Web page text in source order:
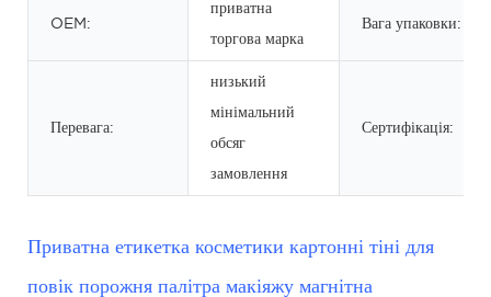
OEM:
приватна
торгова марка
Вага упаковки:
Перевага:
низький
мінімальний
обсяг
замовлення
Сертифікація:
Приватна етикетка косметики картонні тіні для
повік порожня палітра макіяжу магнітна